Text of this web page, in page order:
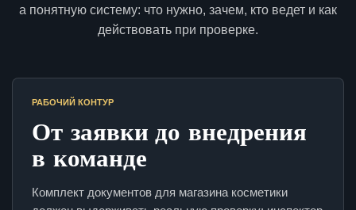
а понятную систему: что нужно, зачем, кто ведет и как
действовать при проверке.
РАБОЧИЙ КОНТУР
От заявки до внедрения
в команде
Комплект документов для магазина косметики